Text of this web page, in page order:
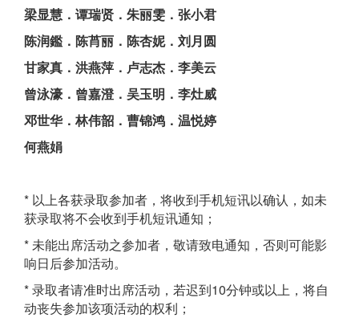
梁显慧．谭瑞贤．朱丽雯．张小君
陈润鑑．陈莦丽．陈杏妮．刘月圆
甘家真．洪燕萍．卢志杰．李美云
曾泳濠．曾嘉澄．吴玉明．李灶威
邓世华．林伟韶．曹锦鸿．温悦婷
何燕娟
* 以上各获录取参加者，将收到手机短讯以确认，如未
获录取将不会收到手机短讯通知；
* 未能出席活动之参加者，敬请致电通知，否则可能影
响日后参加活动。
* 录取者请准时出席活动，若迟到10分钟或以上，将自
动丧失参加该项活动的权利；